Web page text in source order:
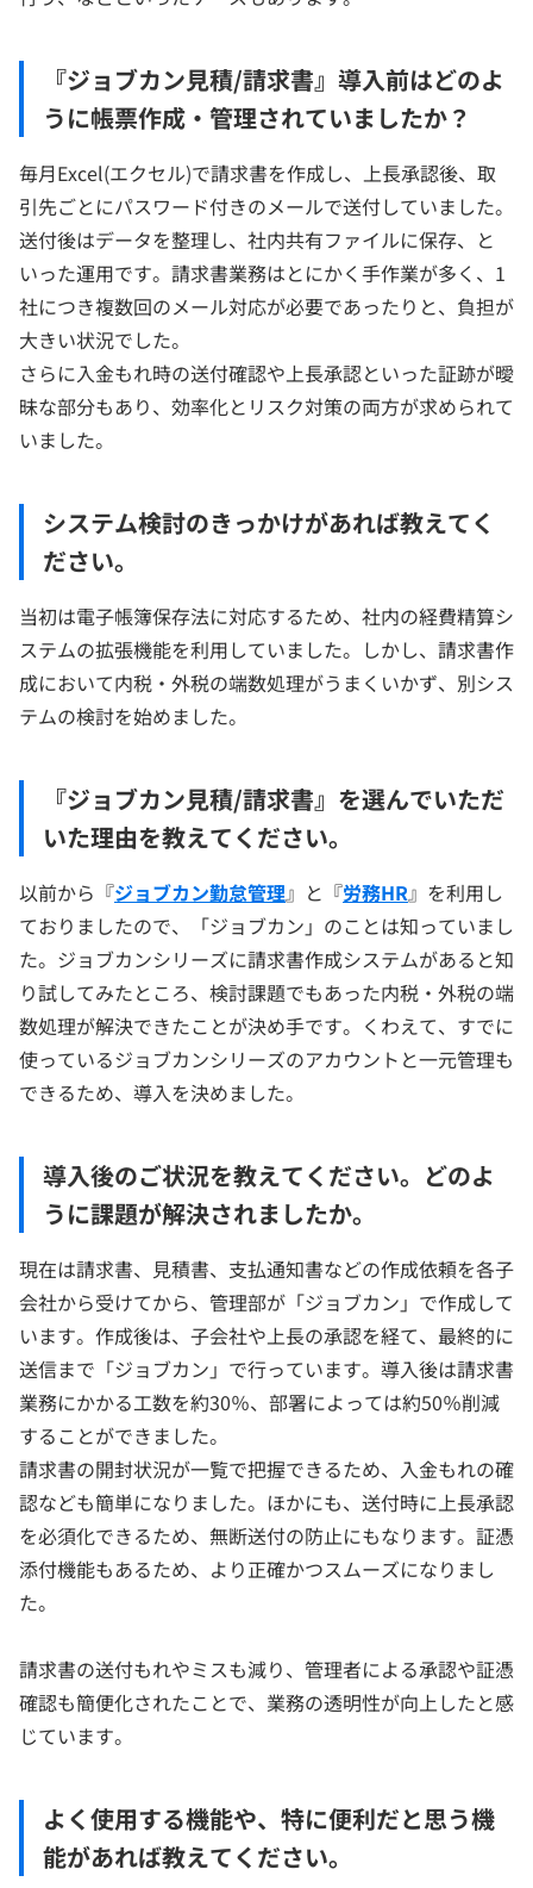
『ジョブカン見積/請求書』導入前はどのよ
うに帳票作成・管理されていましたか？
毎月Excel(エクセル)で請求書を作成し、上長承認後、取
引先ごとにパスワード付きのメールで送付していました。
送付後はデータを整理し、社内共有ファイルに保存、と
いった運用です。請求書業務はとにかく手作業が多く、1
社につき複数回のメール対応が必要であったりと、負担が
大きい状況でした。
さらに入金もれ時の送付確認や上長承認といった証跡が曖
昧な部分もあり、効率化とリスク対策の両方が求められて
いました。
システム検討のきっかけがあれば教えてく
ださい。
当初は電子帳簿保存法に対応するため、社内の経費精算シ
ステムの拡張機能を利用していました。しかし、請求書作
成において内税・外税の端数処理がうまくいかず、別シス
テムの検討を始めました。
『ジョブカン見積/請求書』を選んでいただ
いた理由を教えてください。
以前から『ジョブカン勤怠管理』と『労務HR』を利用し
ておりましたので、「ジョブカン」のことは知っていまし
た。ジョブカンシリーズに請求書作成システムがあると知
り試してみたところ、検討課題でもあった内税・外税の端
数処理が解決できたことが決め手です。くわえて、すでに
使っているジョブカンシリーズのアカウントと一元管理も
できるため、導入を決めました。
導入後のご状況を教えてください。どのよ
うに課題が解決されましたか。
現在は請求書、見積書、支払通知書などの作成依頼を各子
会社から受けてから、管理部が「ジョブカン」で作成して
います。作成後は、子会社や上長の承認を経て、最終的に
送信まで「ジョブカン」で行っています。導入後は請求書
業務にかかる工数を約30％、部署によっては約50％削減
することができました。
請求書の開封状況が一覧で把握できるため、入金もれの確
認なども簡単になりました。ほかにも、送付時に上長承認
を必須化できるため、無断送付の防止にもなります。証憑
添付機能もあるため、より正確かつスムーズになりまし
た。
請求書の送付もれやミスも減り、管理者による承認や証憑
確認も簡便化されたことで、業務の透明性が向上したと感
じています。
よく使用する機能や、特に便利だと思う機
能があれば教えてください。